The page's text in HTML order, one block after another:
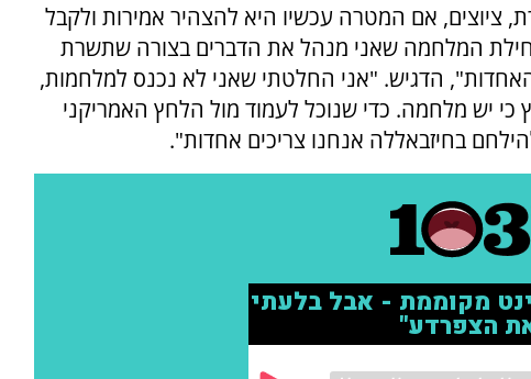
ציוצים, אם המטרה עכשיו היא להצהיר אמירות ולקבל
המלחמה שאני מנהל את הדברים בצורה שתשרת
הדגיש. "אני החלטתי שאני לא נכנס למלחמות,
כי יש מלחמה. כדי שנוכל לעמוד מול הלחץ האמריקני
בחיזבאללה אנחנו צריכים אחדות".